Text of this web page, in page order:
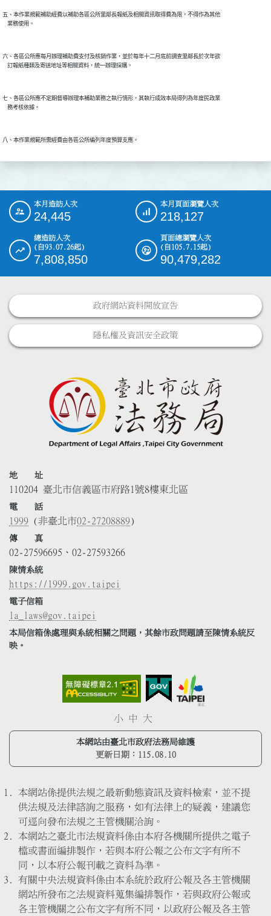
五、本作業規範補助經費以補助各區公所里鄰長報紙及相關資訊取得費為限，不得作為其他
六、各區公所應每月辦理補助費支付及核銷作業，並於每年十二月底前調查里鄰長於次年欲
七、各區公所應不定期督導辦理本補助業務之執行情形，其執行成效本局得列為年度民政業
::: 本月造訪人次
24,445
本月頁面瀏覽人次
218,127
總造訪人次
(自93.07.26起)
7,808,850
頁面總瀏覽人次
(自105.7.15起)
90,479,282
政府網站資料開放宣告
隱私權及資訊安全政策
地 址
110204 臺北市信義區市府路1號8樓東北區
電 話
1999 (非臺北市02-27208889)
傳 真
02-27596695、02-27593266
陳情系統
https://1999.gov.taipei
電子信箱
la_laws@gov.taipei
本局信箱係處理與系統相關之問題，其餘市政問題請至陳情系統反
映。
小 中 大
本網站由臺北市政府法務局維護
更新日期： 115.08.10
本網站係提供法規之最新動態資訊及資料檢索，並不提
供法規及法律諮詢之服務，如有法律上的疑義，建議您
可逕向發布法規之主管機關洽詢。
本網站之臺北市法規資料係由本府各機關所提供之電子
檔或書面編排製作，若與本府公報之公布文字有所不
同，以本府公報刊載之資料為準。
有關中央法規資料係由本系統於政府公報及各主管機關
網站所發布之法規資料蒐集編排製作，若與政府公報或
各主管機關之公布文字有所不同，以政府公報及各主管